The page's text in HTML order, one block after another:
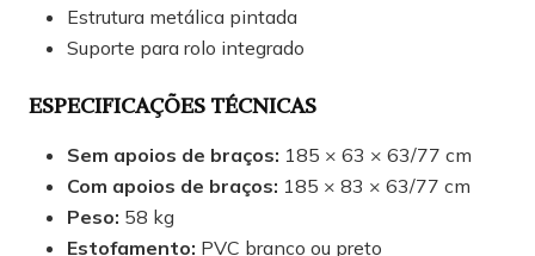
Estrutura metálica pintada
Suporte para rolo integrado
ESPECIFICAÇÕES TÉCNICAS
Sem apoios de braços: 185 × 63 × 63/77 cm
Com apoios de braços: 185 × 83 × 63/77 cm
Peso: 58 kg
Estofamento: PVC branco ou preto